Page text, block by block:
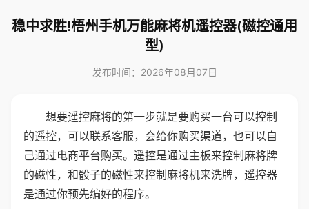
稳中求胜!梧州手机万能麻将机遥控器(磁控通用
型)
发布时间：2026年08月07日
想要遥控麻将的第一步就是要购买一台可以控制
的遥控，可以联系客服，会给你购买渠道，也可以自
己通过电商平台购买。遥控是通过主板来控制麻将牌
的磁性，和骰子的磁性来控制麻将机来洗牌，遥控器
是通过你预先编好的程序。